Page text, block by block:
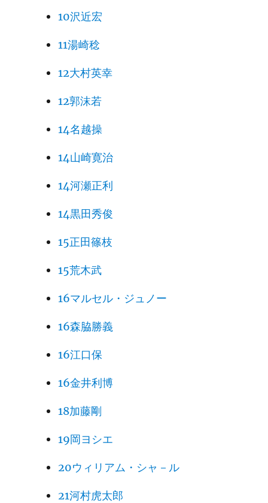
10沢近宏
11湯崎稔
12大村英幸
12郭沫若
14名越操
14山崎寛治
14河瀬正利
14黒田秀俊
15正田篠枝
15荒木武
16マルセル・ジュノー
16森脇勝義
16江口保
16金井利博
18加藤剛
19岡ヨシエ
20ウィリアム・シャ－ル
21河村虎太郎